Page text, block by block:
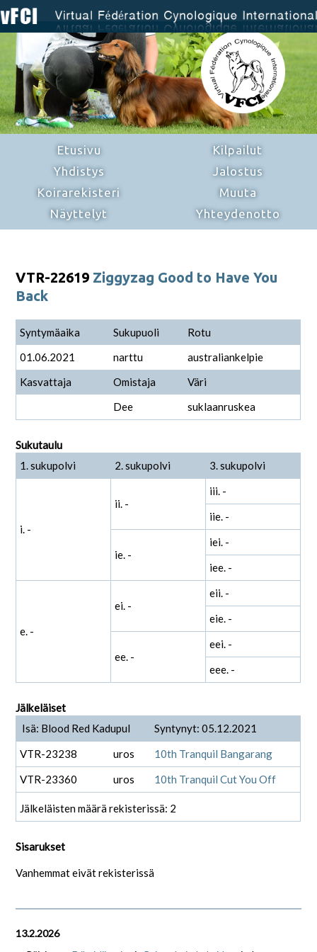
Etusivu
Yhdistys
Koirarekisteri
Näyttelyt
Kilpailut
Jalostus
Muuta
Yhteydenotto
VTR-22619 Ziggyzag Good to Have You
Back
Syntymäaika Sukupuoli
Rotu
01.06.2021
narttu
australiankelpie
Kasvattaja
Omistaja
Väri
Dee
suklaanruskea
Sukutaulu
1. sukupolvi
2. sukupolvi 3. sukupolvi
i. -
ii. -
iii. -
iie. -
ie. -
iei. -
iee. -
e. -
ei. -
eii. -
eie. -
ee. -
eei. -
eee. -
Jälkeläiset
Isä: Blood Red Kadupul
Syntynyt: 05.12.2021
VTR-23238
uros
10th Tranquil Bangarang
VTR-23360
uros 10th Tranquil Cut You Off
Jälkeläisten määrä rekisterissä: 2
Sisarukset
Vanhemmat eivät rekisterissä
13.2.2026